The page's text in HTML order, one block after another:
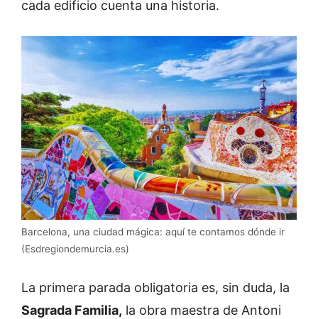
cada edificio cuenta una historia.
Barcelona, una ciudad mágica: aquí te contamos dónde ir
(Esdregiondemurcia.es)
La primera parada obligatoria es, sin duda, la
Sagrada Familia, la obra maestra de Antoni